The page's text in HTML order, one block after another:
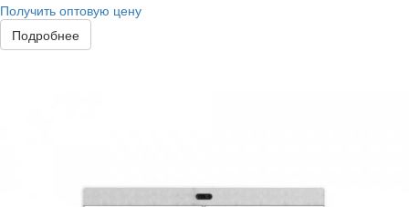
Получить оптовую цену
Подробнее